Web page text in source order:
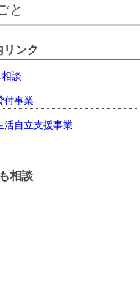
と
ンク
談
付事業
活自立支援事業
相談